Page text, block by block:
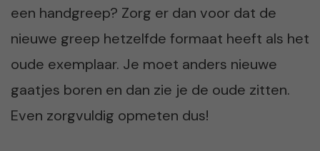
een handgreep? Zorg er dan voor dat de
nieuwe greep hetzelfde formaat heeft als het
oude exemplaar. Je moet anders nieuwe
gaatjes boren en dan zie je de oude zitten.
Even zorgvuldig opmeten dus!